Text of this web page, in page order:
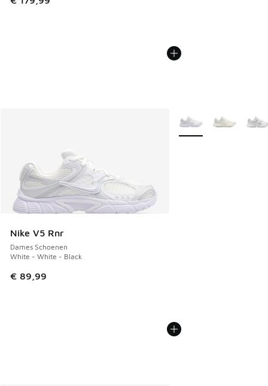
Nike V5 Rnr
Dames Schoenen
White - White - Black
€ 89,99
Meer kleuren